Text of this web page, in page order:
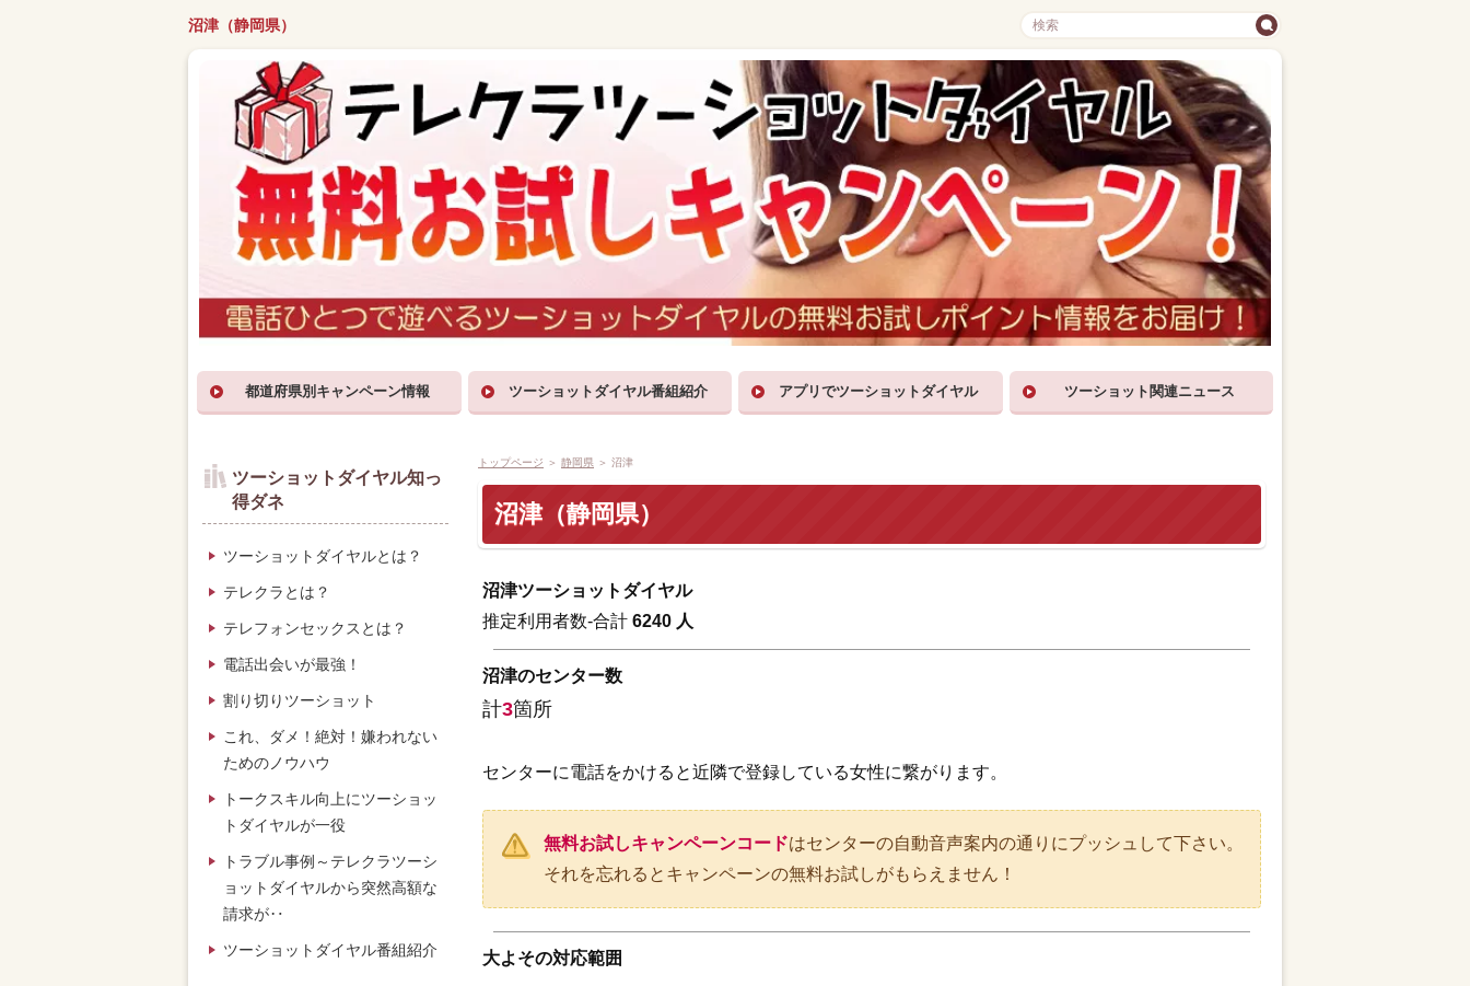
沼津（静岡県）
都道府県別キャンペーン情報 ツーショットダイヤル番組紹介 アプリでツーショットダイヤル ツーショット関連ニュース
トップページ ＞ 静岡県 ＞ 沼津
沼津（静岡県）
沼津ツーショットダイヤル
推定利用者数-合計 6240 人
沼津のセンター数
計3箇所
センターに電話をかけると近隣で登録している女性に繋がります。
無料お試しキャンペーンコードはセンターの自動音声案内の通りにプッシュして下さい。
それを忘れるとキャンペーンの無料お試しがもらえません！
大よその対応範囲
ツーショットダイヤル知っ
得ダネ
ツーショットダイヤルとは？
テレクラとは？
テレフォンセックスとは？
電話出会いが最強！
割り切りツーショット
これ、ダメ！絶対！嫌われない
ためのノウハウ
トークスキル向上にツーショッ
トダイヤルが一役
トラブル事例～テレクラツーシ
ョットダイヤルから突然高額な
請求が‥
ツーショットダイヤル番組紹介